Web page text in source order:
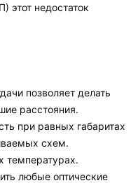
этот недостаток
позволяет делать
расстояния.
при равных габаритах
схем.
температурах.
любые оптические